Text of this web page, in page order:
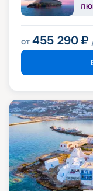
от 455 290 ₽